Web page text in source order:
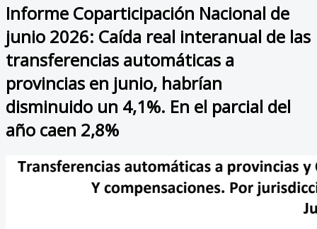
Informe Coparticipación Nacional de
junio 2026: Caída real interanual de las
transferencias automáticas a
provincias en junio, habrían
disminuido un 4,1%. En el parcial del
año caen 2,8%